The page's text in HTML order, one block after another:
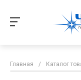
Главная / Каталог